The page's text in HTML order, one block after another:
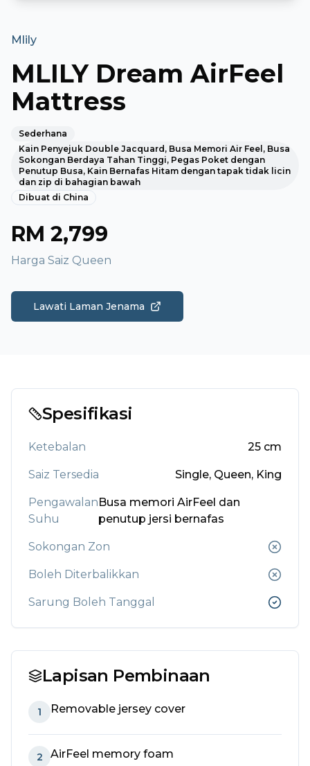
Mlily
MLILY Dream AirFeel
Mattress
Sederhana
Kain Penyejuk Double Jacquard, Busa Memori Air Feel, Busa
Sokongan Berdaya Tahan Tinggi, Pegas Poket dengan
Penutup Busa, Kain Bernafas Hitam dengan tapak tidak licin
dan zip di bahagian bawah
Dibuat di China
RM 2,799
Harga Saiz Queen
Lawati Laman Jenama
Spesifikasi
Ketebalan 25 cm
Saiz Tersedia Single, Queen, King
Pengawalan
Suhu
Busa memori AirFeel dan
penutup jersi bernafas
Sokongan Zon
Boleh Diterbalikkan
Sarung Boleh Tanggal
Lapisan Pembinaan
1 Removable jersey cover
2 AirFeel memory foam